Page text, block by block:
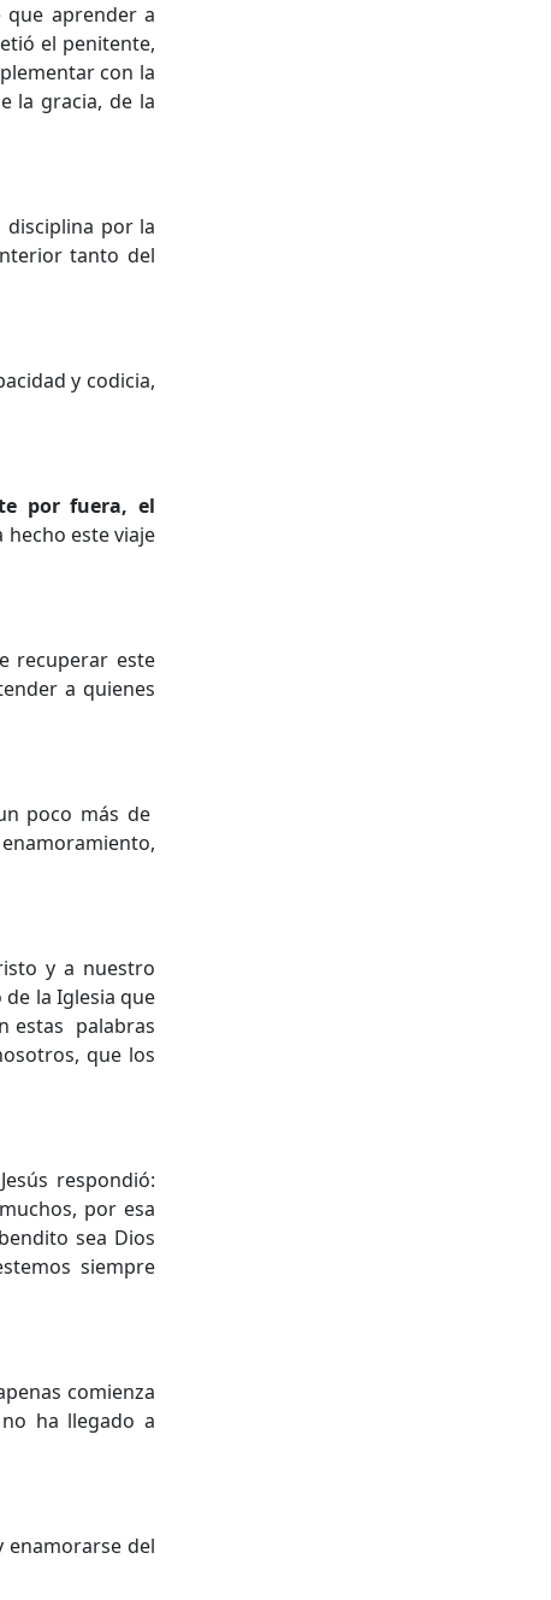
que aprender a
el penitente,
con la
la gracia, de la
disciplina por la
tanto del
y codicia,
por fuera, el
este viaje
recuperar este
a quienes
poco más de
y a nuestro
la Iglesia que
estas palabras
que los
respondió:
por esa
sea Dios
siempre
comienza
ha llegado a
enamorarse del